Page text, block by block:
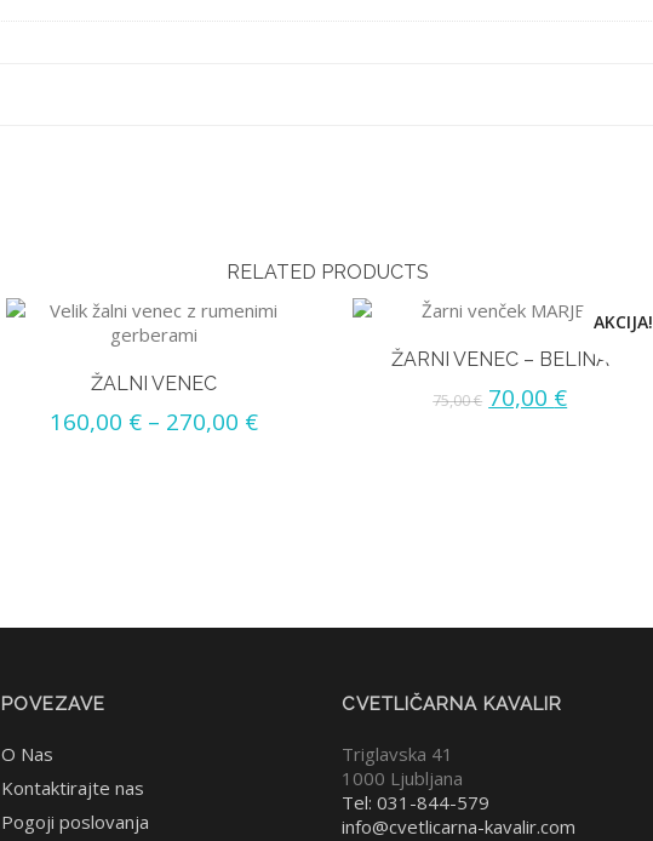
RELATED PRODUCTS
ŽALNI VENEC
160,00 € – 270,00 €
AKCIJA!
ŽARNI VENEC – BELINA
75,00€ 70,00 €
POVEZAVE
O Nas
Kontaktirajte nas
Pogoji poslovanja
CVETLIČARNA KAVALIR
Triglavska 41
1000 Ljubljana
Tel: 031-844-579
info@cvetlicarna-kavalir.com